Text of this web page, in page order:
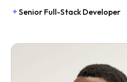
Senior Full-Stack Developer